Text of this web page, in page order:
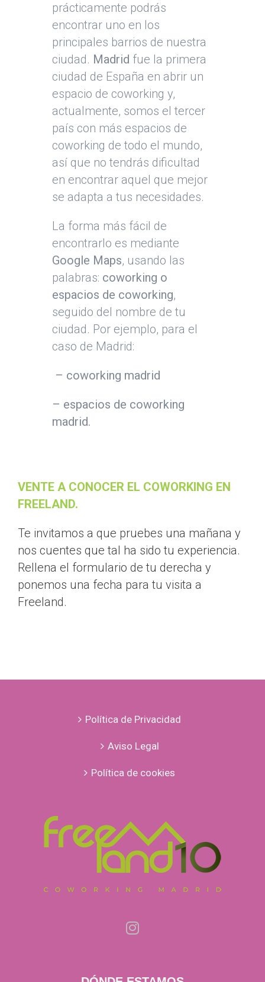
prácticamente podrás
encontrar uno en los
principales barrios de nuestra
ciudad. Madrid fue la primera
ciudad de España en abrir un
espacio de coworking y,
actualmente, somos el tercer
país con más espacios de
coworking de todo el mundo,
así que no tendrás dificultad
en encontrar aquel que mejor
se adapta a tus necesidades.
La forma más fácil de
encontrarlo es mediante
Google Maps, usando las
palabras: coworking o
espacios de coworking,
seguido del nombre de tu
ciudad. Por ejemplo, para el
caso de Madrid:
– coworking madrid
– espacios de coworking
madrid.
VENTE A CONOCER EL COWORKING EN
FREELAND.
Te invitamos a que pruebes una mañana y
nos cuentes que tal ha sido tu experiencia.
Rellena el formulario de tu derecha y
ponemos una fecha para tu visita a
Freeland.
Política de Privacidad
Aviso Legal
Política de cookies